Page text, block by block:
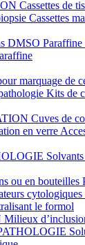
Cassettes de
Cassettes
DMSO
marquage de
Kits de
Cuves de
en verre
ou en bouteilles
cytologiques
le formol
Milieux